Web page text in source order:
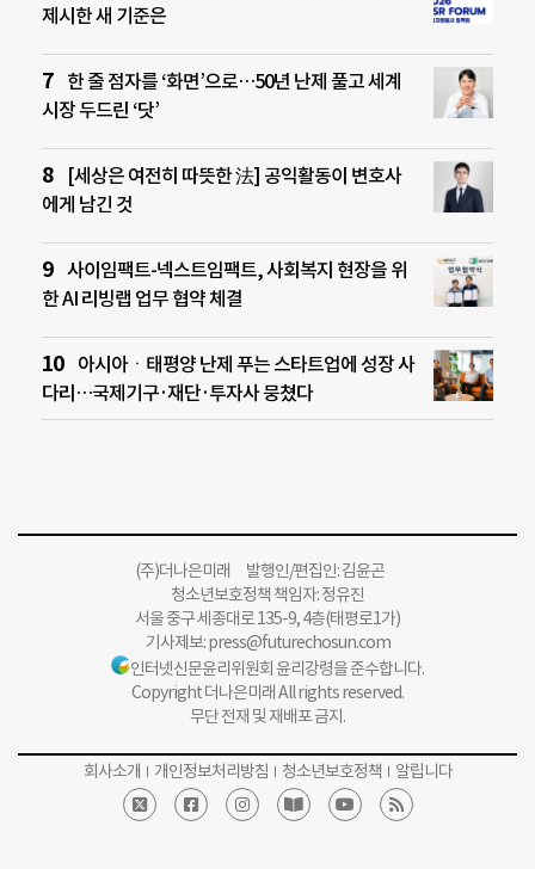
제시한 새 기준은
한 줄 점자를 ‘화면’으로…50년 난제 풀고 세계
시장 두드린 ‘닷’
[세상은 여전히 따뜻한 法] 공익활동이 변호사
에게 남긴 것
사이임팩트-넥스트임팩트, 사회복지 현장을 위
한 AI 리빙랩 업무 협약 체결
아시아ㆍ태평양 난제 푸는 스타트업에 성장 사
다리…국제기구·재단·투자사 뭉쳤다
(주)더나은미래 발행인/편집인: 김윤곤
청소년보호정책 책임자: 정유진
서울 중구 세종대로 135-9, 4층(태평로1가)
기사제보:press@futurechosun.com
인터넷신문윤리위원회 윤리강령을 준수합니다.
Copyright 더나은미래 All rights reserved.
무단 전재 및 재배포 금지.
회사소개 개인정보처리방침 청소년보호정책 알립니다